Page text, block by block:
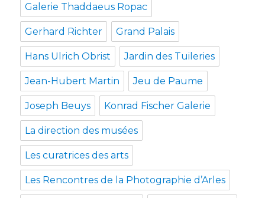
Galerie Thaddaeus Ropac
Gerhard Richter Grand Palais
Hans Ulrich Obrist Jardin des Tuileries
Jean-Hubert Martin Jeu de Paume
Joseph Beuys Konrad Fischer Galerie
La direction des musées
Les curatrices des arts
Les Rencontres de la Photographie d’Arles